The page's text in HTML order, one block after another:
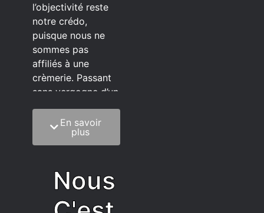
l’objectivité reste
notre crédo,
puisque nous ne
sommes pas
affiliés à une
crèmerie. Passant
sans vergogne d’un
C’est quoi notre
méthode?
sagesse de la
vieillesse à une
grosse dose
En savoir
plus
Nous